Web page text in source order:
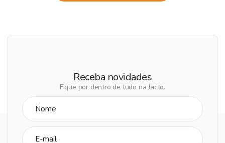
Receba novidades
Fique por dentro de tudo na Jacto.